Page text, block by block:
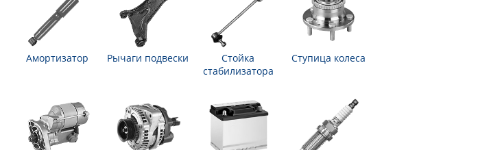
Амортизатор Рычаги подвески
Стойка
стабилизатора
Ступица колеса